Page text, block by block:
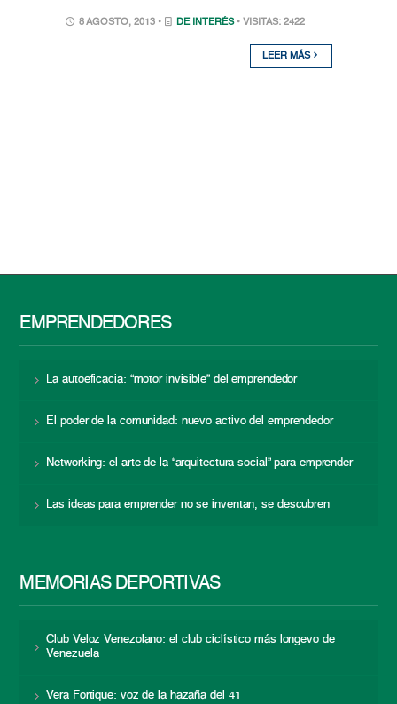
8 AGOSTO, 2013 • DE INTERÉS • VISITAS: 2422
LEER MÁS
EMPRENDEDORES
La autoeficacia: “motor invisible” del emprendedor
El poder de la comunidad: nuevo activo del emprendedor
Networking: el arte de la “arquitectura social” para emprender
Las ideas para emprender no se inventan, se descubren
MEMORIAS DEPORTIVAS
Club Veloz Venezolano: el club ciclístico más longevo de
Venezuela
Vera Fortique: voz de la hazaña del 41